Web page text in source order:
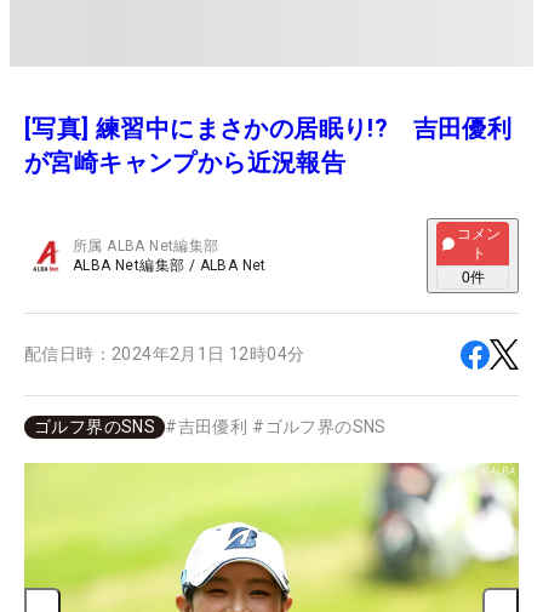
[写真] 練習中にまさかの居眠り!? 吉田優利
が宮崎キャンプから近況報告
所属ALBA Net編集部
ALBA Net編集部 / ALBA Net
コメン
ト
0件
配信日時： 2024年2月1日 12時04分
ゴルフ界のSNS #吉田優利 # ゴルフ界のSNS